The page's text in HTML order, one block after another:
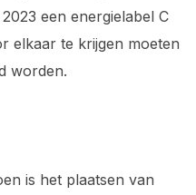
een energielabel C
elkaar te krijgen moeten
worden.
is het plaatsen van